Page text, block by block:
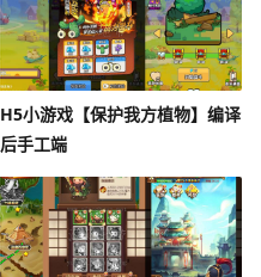
H5小游戏【保护我方植物】编译
后手工端